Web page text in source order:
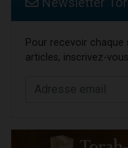
Pour recevoir
articles, inscrivez-